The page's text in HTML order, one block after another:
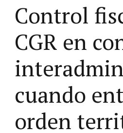
Control
CGR en
cuando
orden